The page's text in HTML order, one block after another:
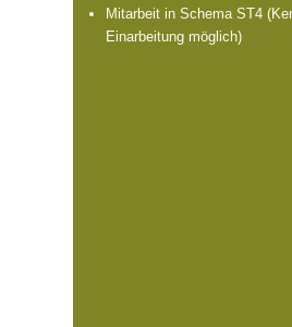
Mitarbeit in Schema ST4
Einarbeitung möglich)